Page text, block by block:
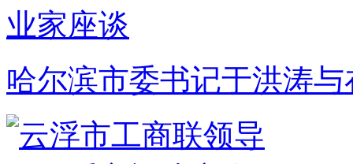
哈尔滨市委书记于洪涛